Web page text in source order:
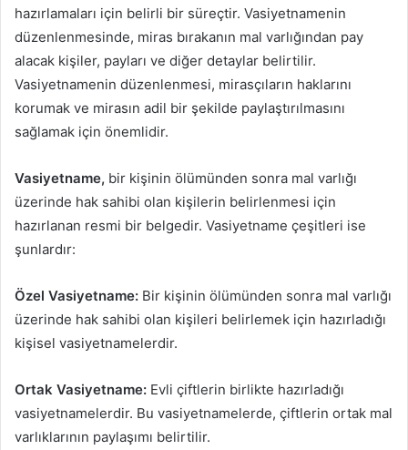
hazırlamaları için belirli bir süreçtir. Vasiyetnamenin
düzenlenmesinde, miras bırakanın mal varlığından pay
alacak kişiler, payları ve diğer detaylar belirtilir.
Vasiyetnamenin düzenlenmesi, mirasçıların haklarını
korumak ve mirasın adil bir şekilde paylaştırılmasını
sağlamak için önemlidir.
Vasiyetname, bir kişinin ölümünden sonra mal varlığı
üzerinde hak sahibi olan kişilerin belirlenmesi için
hazırlanan resmi bir belgedir. Vasiyetname çeşitleri ise
şunlardır:
Özel Vasiyetname: Bir kişinin ölümünden sonra mal varlığı
üzerinde hak sahibi olan kişileri belirlemek için hazırladığı
kişisel vasiyetnamelerdir.
Ortak Vasiyetname: Evli çiftlerin birlikte hazırladığı
vasiyetnamelerdir. Bu vasiyetnamelerde, çiftlerin ortak mal
varlıklarının paylaşımı belirtilir.